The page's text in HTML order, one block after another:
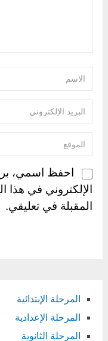
احفظ اسمي،
الإلكتروني في هذا
المقبلة في تعليقي.
المرحلة الإبتدائية
المرحلة الإعدادية
المرحلة الثانوية